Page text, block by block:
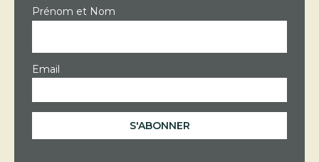
Prénom et Nom
Email